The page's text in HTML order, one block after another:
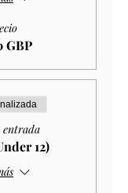
GBP
entrada
12)